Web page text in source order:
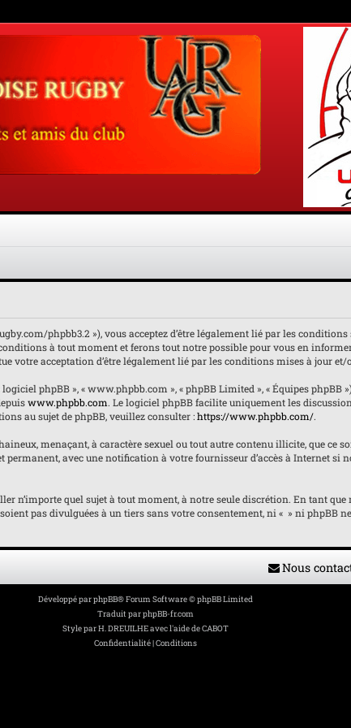
phpbb3.2 »), vous acceptez d’être légalement lié par les
à tout moment et ferons tout notre possible pour vous en
acceptation d’être légalement lié par les conditions mises à jour et/
phpBB », « www.phpbb.com », « phpBB Limited », « Équipes
www.phpbb.com. Le logiciel phpBB facilite uniquement les
au sujet de phpBB, veuillez consulter :https://www.phpbb.com/.
menaçant, à caractère sexuel ou tout autre contenu illicite, que ce
avec une notification à votre fournisseur d’accès à Internet si
n’importe quel sujet à tout moment, à notre seule discrétion. En tant
pas divulguées à un tiers sans votre consentement, ni « » ni phpBB
Nous
Développé parphpBB® Forum Software © phpBB Limited
Traduit parphpBB-fr.com
Style parH. DREUILHE avec l'aide de CABOT
Confidentialité|Conditions